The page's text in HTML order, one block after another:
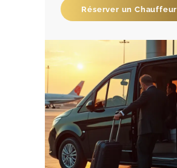
Réserver un Chauffeur